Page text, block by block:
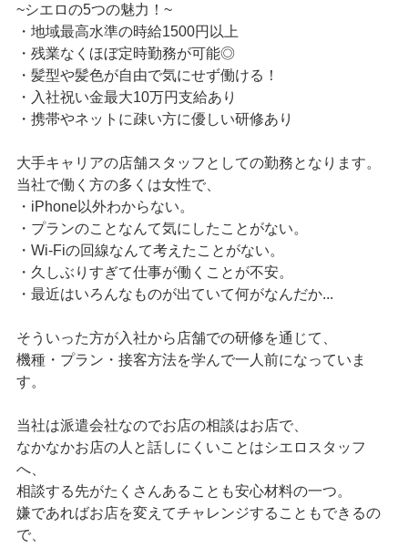
~シエロの5つの魅力！~
・地域最高水準の時給1500円以上
・残業なくほぼ定時勤務が可能◎
・髪型や髪色が自由で気にせず働ける！
・入社祝い金最大10万円支給あり
・携帯やネットに疎い方に優しい研修あり
大手キャリアの店舗スタッフとしての勤務となります。
当社で働く方の多くは女性で、
・iPhone以外わからない。
・プランのことなんて気にしたことがない。
・Wi-Fiの回線なんて考えたことがない。
・久しぶりすぎて仕事が働くことが不安。
・最近はいろんなものが出ていて何がなんだか...
そういった方が入社から店舗での研修を通じて、
機種・プラン・接客方法を学んで一人前になっていま
す。
当社は派遣会社なのでお店の相談はお店で、
なかなかお店の人と話しにくいことはシエロスタッフ
へ、
相談する先がたくさんあることも安心材料の一つ。
嫌であればお店を変えてチャレンジすることもできるの
で、